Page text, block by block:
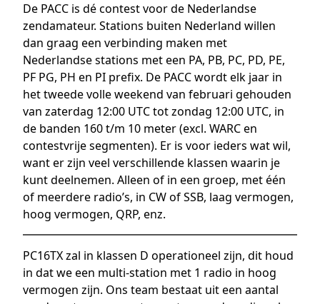
De PACC is dé contest voor de Nederlandse
zendamateur. Stations buiten Nederland willen
dan graag een verbinding maken met
Nederlandse stations met een PA, PB, PC, PD, PE,
PF PG, PH en PI prefix. De PACC wordt elk jaar in
het tweede volle weekend van februari gehouden
van zaterdag 12:00 UTC tot zondag 12:00 UTC, in
de banden 160 t/m 10 meter (excl. WARC en
contestvrije segmenten). Er is voor ieders wat wil,
want er zijn veel verschillende klassen waarin je
kunt deelnemen. Alleen of in een groep, met één
of meerdere radio’s, in CW of SSB, laag vermogen,
hoog vermogen, QRP, enz.
PC16TX zal in klassen D operationeel zijn, dit houd
in dat we een multi-station met 1 radio in hoog
vermogen zijn. Ons team bestaat uit een aantal